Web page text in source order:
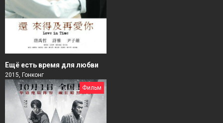
Ещё есть время для любви
2015, Гонконг
Фильм